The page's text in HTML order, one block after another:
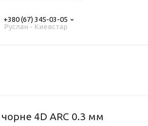
+380 (67) 345-03-05
Руслан - Киевстар
4D ARC 0.3 мм